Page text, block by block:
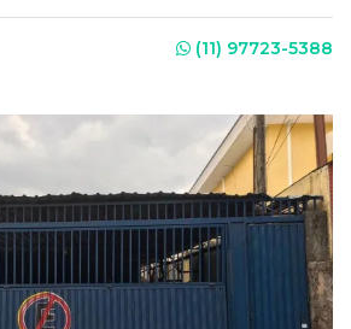
(11) 97723-5388